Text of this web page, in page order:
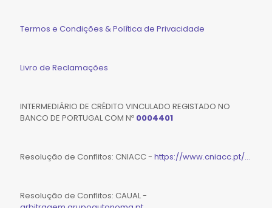
Termos e Condições & Política de Privacidade
Livro de Reclamações
INTERMEDIÁRIO DE CRÉDITO VINCULADO REGISTADO NO
BANCO DE PORTUGAL COM Nº 0004401
Resolução de Conflitos: CNIACC - https://www.cniacc.pt/...
Resolução de Conflitos: CAUAL -